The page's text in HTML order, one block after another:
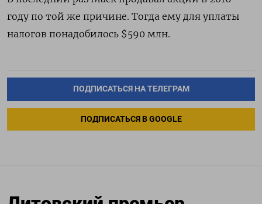
году по той же причине. Тогда ему для уплаты
налогов понадобилось $590 млн.
ПОДПИСАТЬСЯ НА ТЕЛЕГРАМ
ПОДПИСАТЬСЯ В GOOGLE